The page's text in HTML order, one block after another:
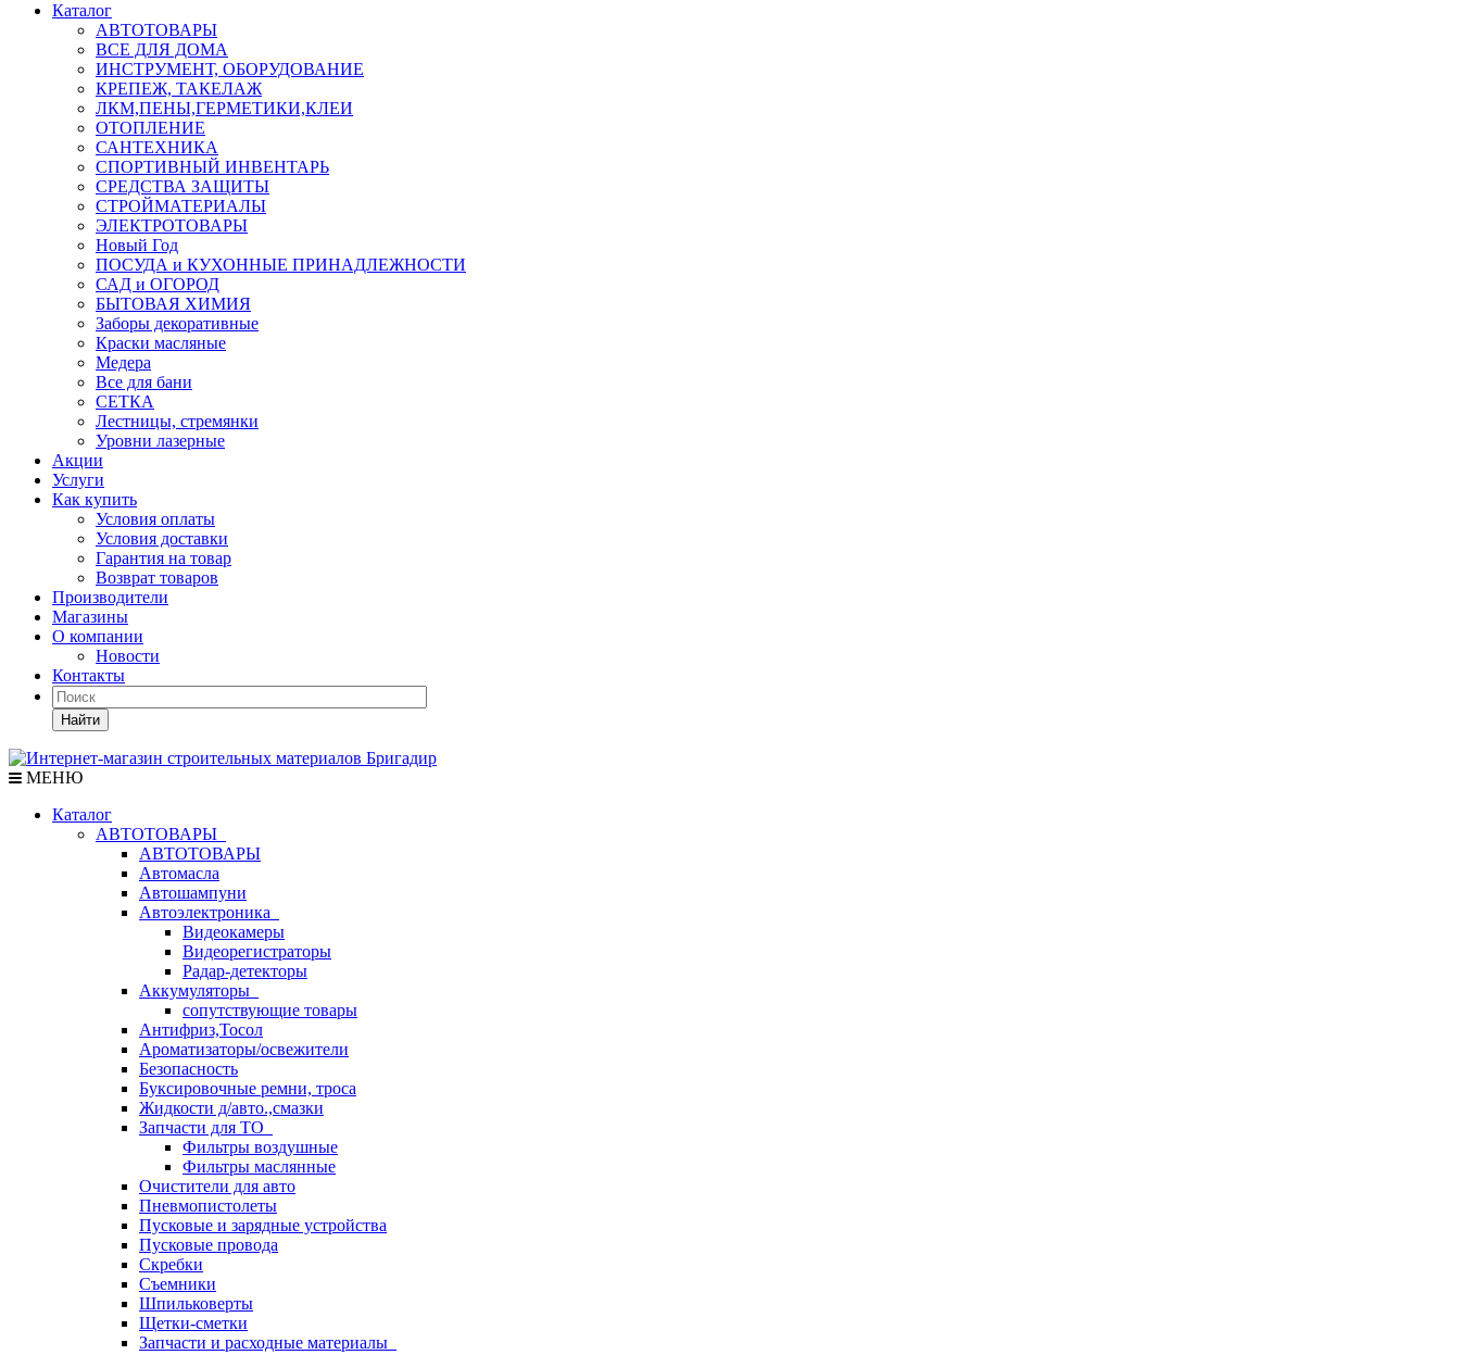
Каталог
АВТОТОВАРЫ
ВСЕ ДЛЯ ДОМА
ИНСТРУМЕНТ, ОБОРУДОВАНИЕ
КРЕПЕЖ, ТАКЕЛАЖ
ЛКМ,ПЕНЫ,ГЕРМЕТИКИ,КЛЕИ
ОТОПЛЕНИЕ
САНТЕХНИКА
СПОРТИВНЫЙ ИНВЕНТАРЬ
СРЕДСТВА ЗАЩИТЫ
СТРОЙМАТЕРИАЛЫ
ЭЛЕКТРОТОВАРЫ
Новый Год
ПОСУДА и КУХОННЫЕ ПРИНАДЛЕЖНОСТИ
САД и ОГОРОД
БЫТОВАЯ ХИМИЯ
Заборы декоративные
Краски масляные
Медера
Все для бани
СЕТКА
Лестницы, стремянки
Уровни лазерные
Акции
Услуги
Как купить
Условия оплаты
Условия доставки
Гарантия на товар
Возврат товаров
Производители
Магазины
О компании
Новости
Контакты
Найти
МЕНЮ
Каталог
АВТОТОВАРЫ
АВТОТОВАРЫ
Автомасла
Автошампуни
Автоэлектроника
Видеокамеры
Видеорегистраторы
Радар-детекторы
Аккумуляторы
сопутствующие товары
Антифриз,Тосол
Ароматизаторы/освежители
Безопасность
Буксировочные ремни, троса
Жидкости д/авто.,смазки
Запчасти для ТО
Фильтры воздушные
Фильтры маслянные
Очистители для авто
Пневмопистолеты
Пусковые и зарядные устройства
Пусковые провода
Скребки
Съемники
Шпильковерты
Щетки-сметки
Запчасти и расходные материалы